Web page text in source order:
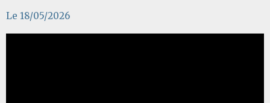
Le 18/05/2026